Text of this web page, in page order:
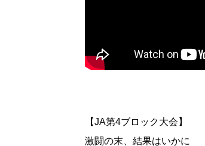
【JA第4ブロック大会】
激闘の末、結果はいかに